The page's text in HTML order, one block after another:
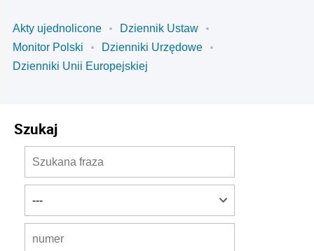
Akty ujednolicone
Dziennik Ustaw
Monitor Polski
Dzienniki Urzędowe
Dzienniki Unii Europejskiej
Szukaj